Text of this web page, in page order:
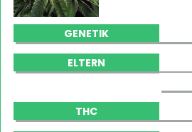
GENETIK
ELTERN
THC